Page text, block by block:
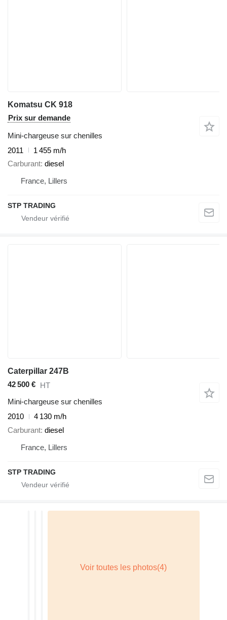
Komatsu CK 918
Prix sur demande
Mini-chargeuse sur chenilles
2011
1 455 m/h
Carburant diesel
France, Lillers
STP TRADING
Caterpillar 247B
42 500 € HT
Mini-chargeuse sur chenilles
2010
4 130 m/h
Carburant diesel
France, Lillers
STP TRADING